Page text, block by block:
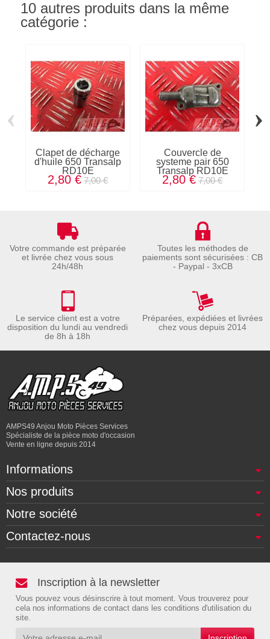
10 autres produits dans la même
catégorie :
Clapet de décharge
d'huile 650 Transalp
RD10E
2,80 € 7,00 €
Couvercle de
systeme pair 650
Transalp RD10E
2,80 € 7,00 €
‹ ›
Votre commande est préparée
et livrée chez vous sous
24h/48h
Toutes les méthodes de
paiements sont sécurisées : CB
- Paypal - 3xCB
Le service client est a votre
disposition du lundi au vendredi
de 8h à 18h
Préparées, expédiées et livrées
chez vous depuis 2014
AMPS49 Anjou Moto Pièces Services
Spécialiste de la pièce moto d'occasion
Vente en ligne depuis 2014
Informations
Nos produits
Notre société
Contactez-nous
Inscription à la newsletter
Vous pouvez vous désinscrire à tout moment. Vous trouverez pour
cela nos informations de contact dans les conditions d'utilisation du
site.